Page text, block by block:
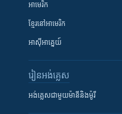
អាមេរិក
ខ្មែរ​នៅអាមេរិក
អាស៊ីអាគ្នេយ៍
រៀន​​អង់គ្លេស
អង់គ្លេស​ជាមួយ​ម៉ានី​និង​ម៉ូរី